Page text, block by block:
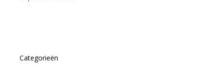
Categorieën